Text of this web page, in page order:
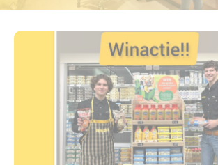
Werken bij Jumbo Huibers
Vacatures en Solliciteren
Werken en leren
Jumbo.com
BBQ gigant webshop